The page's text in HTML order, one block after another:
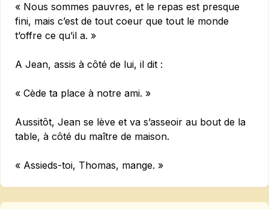
« Nous sommes pauvres, et le repas est presque
fini, mais c’est de tout coeur que tout le monde
t’offre ce qu’il a. »
A Jean, assis à côté de lui, il dit :
« Cède ta place à notre ami. »
Aussitôt, Jean se lève et va s’asseoir au bout de la
table, à côté du maître de maison.
« Assieds-toi, Thomas, mange. »